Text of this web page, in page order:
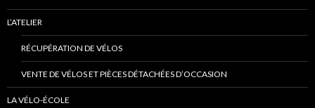
L’ATELIER
RÉCUPÉRATION DE VÉLOS
VENTE DE VÉLOS ET PIÈCES DÉTACHÉES D’OCCASION
LA VÉLO-ÉCOLE